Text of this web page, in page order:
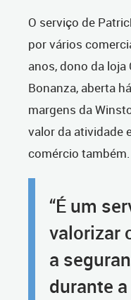
O serviço de
por vários
anos, dono da
Bonanza, aberta
margens da
valor da atividade
comércio também.
“É um
valorizar
a
durante